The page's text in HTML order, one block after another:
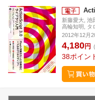
新藤愛大, 池
高輪知明, タ
2012年12月
4,180円
38ポイン